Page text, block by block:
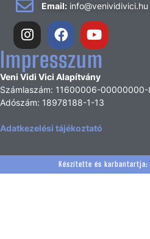
Email: info@venividivici.hu
Impresszum
Veni Vidi Vici Alapítvány
Számlaszám: 11600006-00000000-
Adószám: 18978188-1-13
Adatkezelési tájékoztató
Készítette és karbantartja: